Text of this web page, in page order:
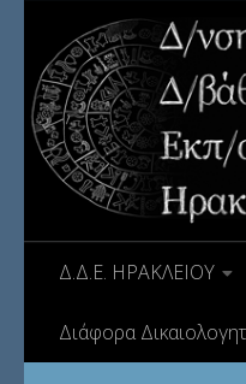
Δ.Δ.Ε. ΗΡΑΚΛΕΙΟΥ
Διάφορα